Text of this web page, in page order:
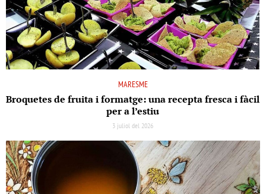
MARESME
Broquetes de fruita i formatge: una recepta fresca i fàcil
per a l’estiu
3 juliol del 2026